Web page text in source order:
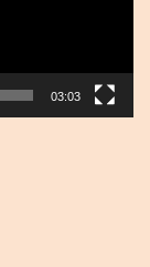
03:03